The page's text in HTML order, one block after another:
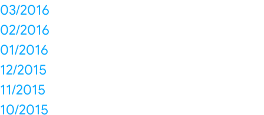
03/2016
02/2016
01/2016
12/2015
11/2015
10/2015